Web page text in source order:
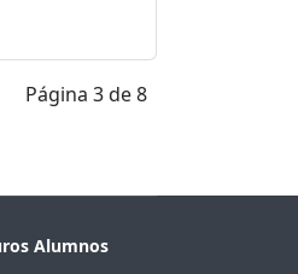
Página 3 de 8
Alumnos